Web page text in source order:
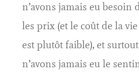
n’avons jamais eu besoin
les prix (et le coût de la
est plutôt faible), et
n’avons jamais eu le